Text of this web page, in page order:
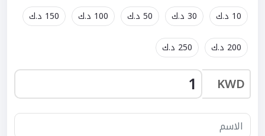
10 د.ك 30 د.ك 50 د.ك 100 د.ك
150 د.ك
200 د.ك
250 د.ك
KWD